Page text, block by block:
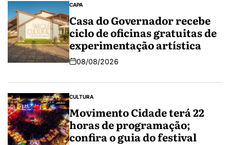
CAPA
Casa do Governador recebe
ciclo de oficinas gratuitas de
experimentação artística
08/08/2026
CULTURA
Movimento Cidade terá 22
horas de programação;
confira o guia do festival